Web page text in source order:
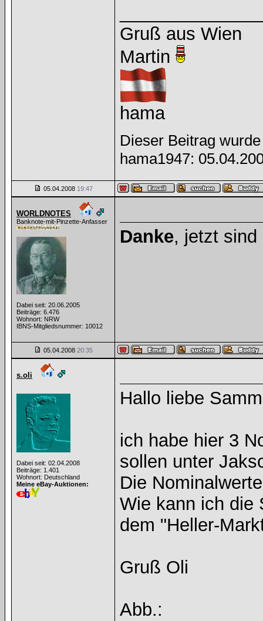
Gruß aus Wien
Martin
hama
Dieser Beitrag
hama1947:
05.04.2008 19:47
WORLDNOTES
Banknote-mit-Pinzette-Anfasser
Dabei seit: 20.06.2005
Beiträge: 6.476
Wohnort: NRW
IBNS-Mitgliedsnummer: 10012
Danke, jetzt sind
05.04.2008 20:35
s.oli
Dabei seit: 02.04.2008
Beiträge: 1.401
Wohnort: Deutschland
Meine eBay-Auktionen:
Hallo liebe
ich habe hier 3
sollen unter
Die
Wie kann ich die
dem "Heller-
Gruß Oli
Abb.: